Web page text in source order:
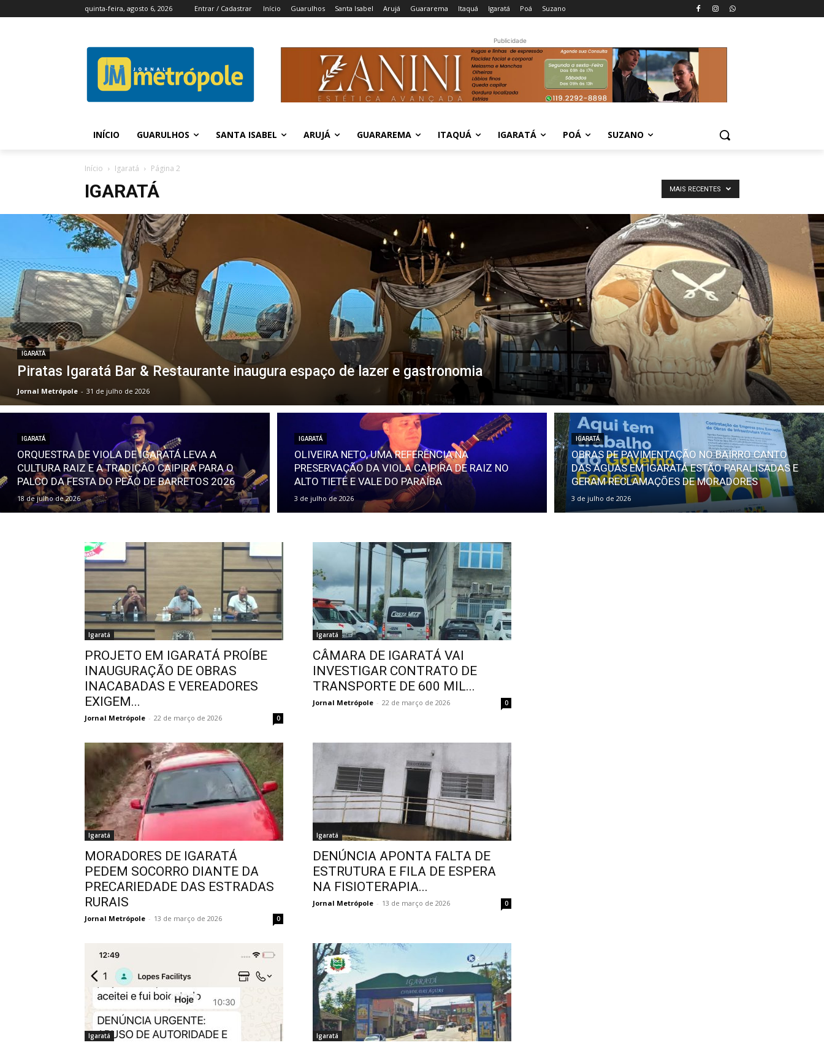
quinta-feira, agosto 6, 2026 Entrar / Cadastrar Início Guarulhos Santa Isabel Arujá Guararema Itaquá Igaratá Poá Suzano
Publicidade
INÍCIO GUARULHOS SANTA ISABEL ARUJÁ GUARAREMA ITAQUÁ IGARATÁ POÁ SUZANO
Início Igaratá Página 2
IGARATÁ MAIS RECENTES
IGARATÁ
Piratas Igaratá Bar & Restaurante inaugura espaço de lazer e gastronomia
Jornal Metrópole - 31 de julho de 2026
IGARATÁ
ORQUESTRA DE VIOLA DE IGARATÁ LEVA A
CULTURA RAIZ E A TRADIÇÃO CAIPIRA PARA O
PALCO DA FESTA DO PEÃO DE BARRETOS 2026
18 de julho de 2026
IGARATÁ
OLIVEIRA NETO, UMA REFERÊNCIA NA
PRESERVAÇÃO DA VIOLA CAIPIRA DE RAIZ NO
ALTO TIETÉ E VALE DO PARAÍBA
3 de julho de 2026
IGARATÁ
OBRAS DE PAVIMENTAÇÃO NO BAIRRO CANTO
DAS ÁGUAS EM IGARATÁ ESTÃO PARALISADAS E
GERAM RECLAMAÇÕES DE MORADORES
3 de julho de 2026
Igaratá
PROJETO EM IGARATÁ PROÍBE
INAUGURAÇÃO DE OBRAS
INACABADAS E VEREADORES
EXIGEM...
Jornal Metrópole - 22 de março de 2026 0
Igaratá
CÂMARA DE IGARATÁ VAI
INVESTIGAR CONTRATO DE
TRANSPORTE DE 600 MIL...
Jornal Metrópole - 22 de março de 2026 0
Igaratá
MORADORES DE IGARATÁ
PEDEM SOCORRO DIANTE DA
PRECARIEDADE DAS ESTRADAS
RURAIS
Jornal Metrópole - 13 de março de 2026 0
Igaratá
DENÚNCIA APONTA FALTA DE
ESTRUTURA E FILA DE ESPERA
NA FISIOTERAPIA...
Jornal Metrópole - 13 de março de 2026 0
Igaratá Igaratá